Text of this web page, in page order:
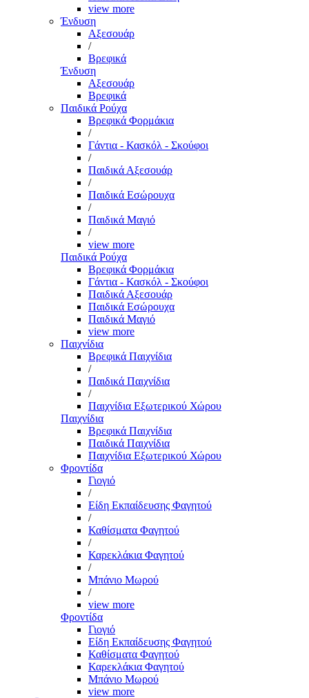
view more
Ένδυση
Αξεσουάρ
/
Βρεφικά
Ένδυση
Αξεσουάρ
Βρεφικά
Παιδικά Ρούχα
Βρεφικά Φορμάκια
/
Γάντια - Κασκόλ - Σκούφοι
/
Παιδικά Αξεσουάρ
/
Παιδικά Εσώρουχα
/
Παιδικά Μαγιό
/
view more
Παιδικά Ρούχα
Βρεφικά Φορμάκια
Γάντια - Κασκόλ - Σκούφοι
Παιδικά Αξεσουάρ
Παιδικά Εσώρουχα
Παιδικά Μαγιό
view more
Παιχνίδια
Βρεφικά Παιχνίδια
/
Παιδικά Παιχνίδια
/
Παιχνίδια Εξωτερικού Χώρου
Παιχνίδια
Βρεφικά Παιχνίδια
Παιδικά Παιχνίδια
Παιχνίδια Εξωτερικού Χώρου
Φροντίδα
Γιογιό
/
Είδη Εκπαίδευσης Φαγητού
/
Καθίσματα Φαγητού
/
Καρεκλάκια Φαγητού
/
Μπάνιο Μωρού
/
view more
Φροντίδα
Γιογιό
Είδη Εκπαίδευσης Φαγητού
Καθίσματα Φαγητού
Καρεκλάκια Φαγητού
Μπάνιο Μωρού
view more